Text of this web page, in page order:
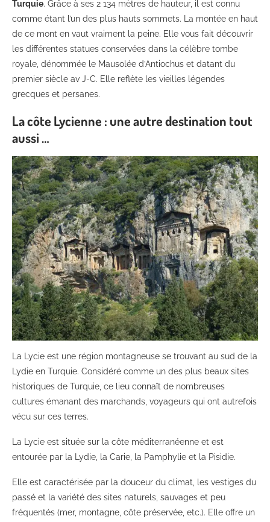
Turquie. Grâce à ses 2 134 mètres de hauteur, il est connu
comme étant l’un des plus hauts sommets. La montée en haut
de ce mont en vaut vraiment la peine. Elle vous fait découvrir
les différentes statues conservées dans la célèbre tombe
royale, dénommée le Mausolée d’Antiochus et datant du
premier siècle av J-C. Elle reflète les vieilles légendes
grecques et persanes.
La côte Lycienne : une autre destination tout
aussi …
La Lycie est une région montagneuse se trouvant au sud de la
Lydie en Turquie. Considéré comme un des plus beaux sites
historiques de Turquie, ce lieu connaît de nombreuses
cultures émanant des marchands, voyageurs qui ont autrefois
vécu sur ces terres.
La Lycie est située sur la côte méditerranéenne et est
entourée par la Lydie, la Carie, la Pamphylie et la Pisidie.
Elle est caractérisée par la douceur du climat, les vestiges du
passé et la variété des sites naturels, sauvages et peu
fréquentés (mer, montagne, côte préservée, etc.). Elle offre un